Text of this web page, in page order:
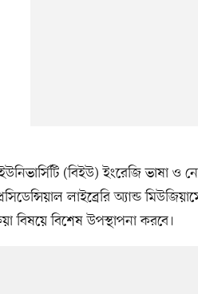
(বিইউ) ইংরেজি ভাষা ও
লাইব্রেরি অ্যান্ড
বিষয়ে বিশেষ উপস্থাপনা করবে।